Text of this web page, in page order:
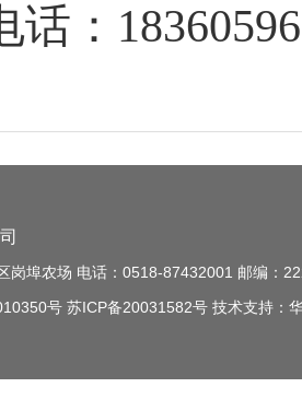
话：
岗埠农场 电话：0518-87432001 邮编：
号 苏ICP备20031582号 技术支持：